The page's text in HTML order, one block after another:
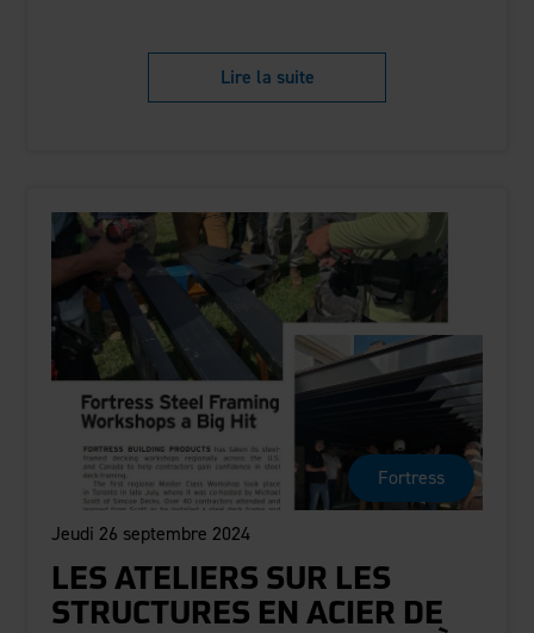
Demande de retrait
Fortress 411
Lire la suite
Fortress
Jeudi 26 septembre 2024
LES ATELIERS SUR LES
STRUCTURES EN ACIER DE